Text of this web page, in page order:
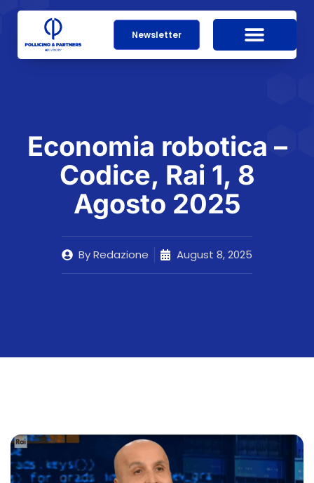
Newsletter
Economia robotica –
Codice, Rai 1, 8
Agosto 2025
ByRedazione August 8, 2025